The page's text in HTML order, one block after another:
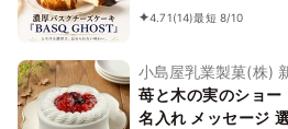
ろける幻のくちどけ
4.71(14)最短 8/10
小島屋乳業製菓(株)
苺と木の実のショ
名入れ メッセージ